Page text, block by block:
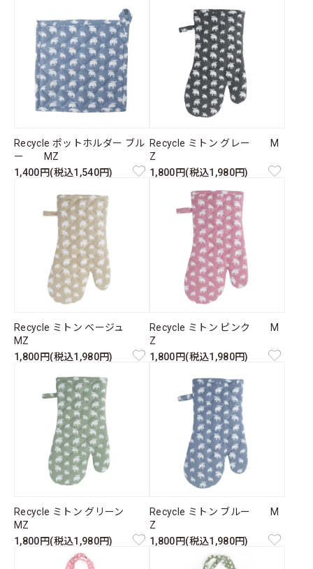
Recycle ポットホルダー ブル
ー MZ
1,400円(税込1,540円)
Recycle ミトン グレー M
Z
1,800円(税込1,980円)
Recycle ミトン ベージュ
MZ
1,800円(税込1,980円)
Recycle ミトン ピンク M
Z
1,800円(税込1,980円)
Recycle ミトン グリーン
MZ
1,800円(税込1,980円)
Recycle ミトン ブルー M
Z
1,800円(税込1,980円)